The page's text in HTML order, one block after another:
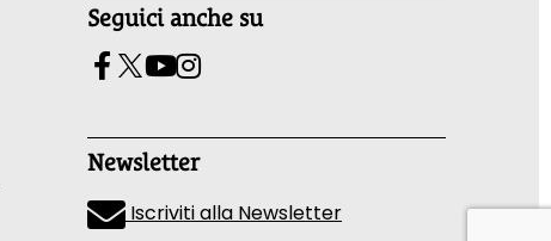
Seguici anche su
Newsletter
Iscriviti alla Newsletter